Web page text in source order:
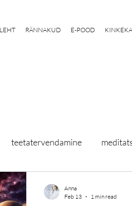
RÄNNAKUD E-POOD
teetatervendamine
noorkuu
Anna
Feb 13
1 min read